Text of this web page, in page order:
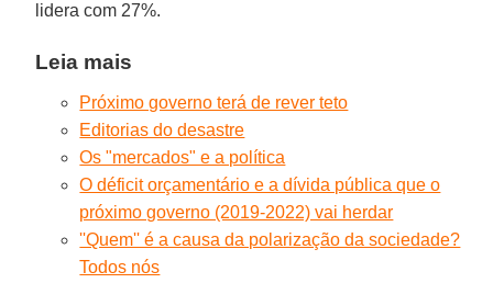
lidera com 27%.
Leia mais
Próximo governo terá de rever teto
Editorias do desastre
Os "mercados" e a política
O déficit orçamentário e a dívida pública que o
próximo governo (2019-2022) vai herdar
''Quem'' é a causa da polarização da sociedade?
Todos nós